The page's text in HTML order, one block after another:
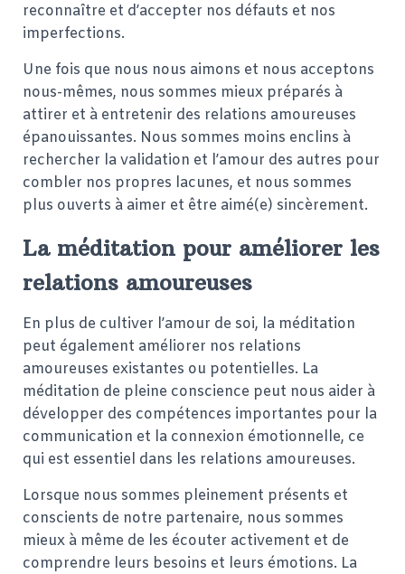
reconnaître et d’accepter nos défauts et nos
imperfections.
Une fois que nous nous aimons et nous acceptons
nous-mêmes, nous sommes mieux préparés à
attirer et à entretenir des relations amoureuses
épanouissantes. Nous sommes moins enclins à
rechercher la validation et l’amour des autres pour
combler nos propres lacunes, et nous sommes
plus ouverts à aimer et être aimé(e) sincèrement.
La méditation pour améliorer les
relations amoureuses
En plus de cultiver l’amour de soi, la méditation
peut également améliorer nos relations
amoureuses existantes ou potentielles. La
méditation de pleine conscience peut nous aider à
développer des compétences importantes pour la
communication et la connexion émotionnelle, ce
qui est essentiel dans les relations amoureuses.
Lorsque nous sommes pleinement présents et
conscients de notre partenaire, nous sommes
mieux à même de les écouter activement et de
comprendre leurs besoins et leurs émotions. La